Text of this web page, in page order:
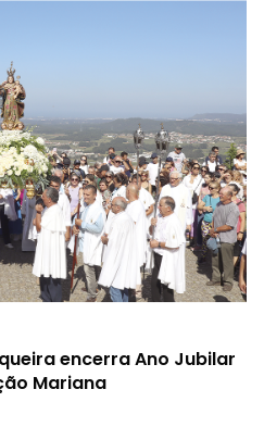
encerra Ano Jubilar
Mariana